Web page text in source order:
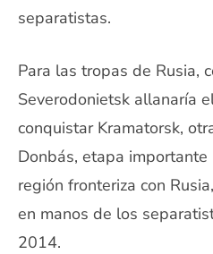
separatistas.
Para las tropas de Rusia,
Severodonietsk allanaría
conquistar Kramatorsk,
Donbás, etapa
región fronteriza con
en manos de los
2014.